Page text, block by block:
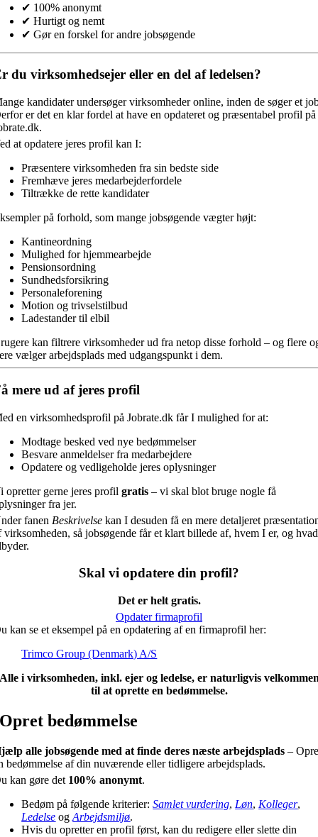
✔ 100% anonymt
✔ Hurtigt og nemt
✔ Gør en forskel for andre jobsøgende
du virksomhedsejer eller en del af ledelsen?
kandidater undersøger virksomheder online, inden de søger et
er det en klar fordel at have en opdateret og præsentabel profil på
at opdatere jeres profil kan I:
Præsentere virksomheden fra sin bedste side
Fremhæve jeres medarbejderfordele
Tiltrække de rette kandidater
på forhold, som mange jobsøgende vægter højt:
Kantineordning
Mulighed for hjemmearbejde
Pensionsordning
Sundhedsforsikring
Personaleforening
Motion og trivselstilbud
Ladestander til elbil
kan filtrere virksomheder ud fra netop disse forhold – og flere
vælger arbejdsplads med udgangspunkt i dem.
mere ud af jeres profil
en virksomhedsprofil på Jobrate.dk får I mulighed for at:
Modtage besked ved nye bedømmelser
Besvare anmeldelser fra medarbejdere
Opdatere og vedligeholde jeres oplysninger
opretter gerne jeres profilgratis – vi skal blot bruge nogle få
fra jer.
fanen Beskrivelse kan I desuden få en mere detaljeret
virksomheden, så jobsøgende får et klart billede af, hvem I er, og
Skal vi opdatere din profil?
Det er helt gratis.
Opdater firmaprofil
kan se et eksempel på en opdatering af en firmaprofil her:
Trimco Group (Denmark) A/S
i virksomheden, inkl. ejer og ledelse, er naturligvis
til at oprette en bedømmelse.
Opret bedømmelse
alle jobsøgende med at finde deres næste arbejdsplads –
bedømmelse af din nuværende eller tidligere arbejdsplads.
kan gøre det 100% anonymt.
Bedøm på følgende kriterier:Samlet vurdering, Løn, Kolleger,
Ledelse ogArbejdsmiljø.
Hvis du opretter en profil først, kan du redigere eller slette din